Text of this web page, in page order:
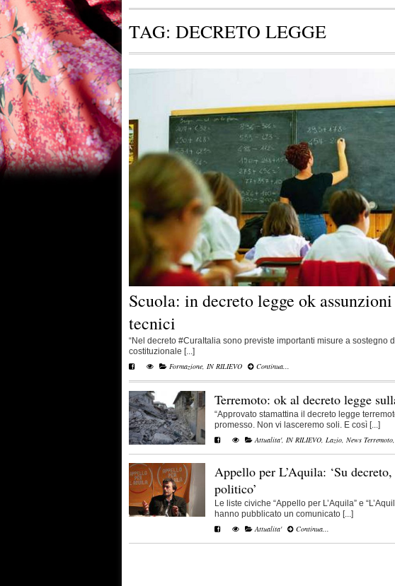
TAG: DECRETO LEGGE
Scuola: in decreto legge ok
tecnici
“Nel decreto #CuraItalia sono previste importanti misure a sostegno
costituzionale [...]
Formazione, IN RILIEVO Continua...
Terremoto: ok al decreto legge
“Approvato stamattina il decreto legge
promesso. Non vi lasceremo soli. E così [...]
Attualita', IN RILIEVO, Lazio, News Terremoto,
Appello per L’Aquila: ‘Su
politico’
Le liste civiche “Appello per L’Aquila” e
hanno pubblicato un comunicato [...]
Attualita'
Continua...